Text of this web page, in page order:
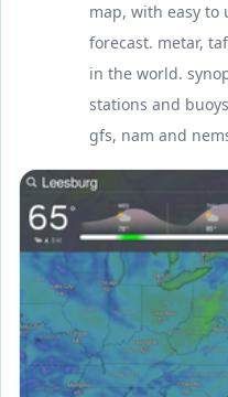
map, with easy to
forecast. metar,
in the world.
stations and
gfs, nam and